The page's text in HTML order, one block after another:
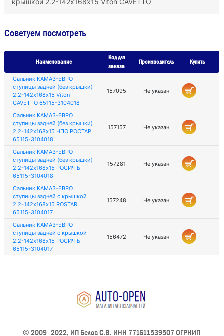
Советуем посмотреть
Наименование
Код для
заказа
Производитель Купить
Сальник КАМАЗ-ЕВРО
ступицы задней (без крышки)
2.2-142х168х15 Viton
CAVETTO 65115-3104018
157095 Не указан
Сальник КАМАЗ-ЕВРО
ступицы задней (без крышки)
2.2-142х168х15 НПО РОСТАР
65115-3104018
157157 Не указан
Сальник КАМАЗ-ЕВРО
ступицы задней (без крышки)
2.2-142х168х15 РОСИЧЪ
65115-3104018
157281 Не указан
Сальник КАМАЗ-ЕВРО
ступицы задней с крышкой
2.2-142х168х15 ROSTAR
65115-3104017
157248 Не указан
Сальник КАМАЗ-ЕВРО
ступицы задней с крышкой
2.2-142х168х15 РОСИЧЪ
65115-3104017
156472 Не указан
© 2009–2022, ИП Белов С.В. ИНН 771611539507 ОГРНИП